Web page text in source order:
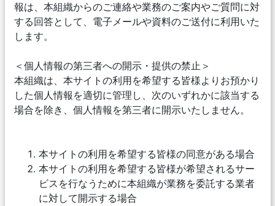
報は、本組織からのご連絡や業務のご案内やご質問に対
する回答として、電子メールや資料のご送付に利用いた
します。
＜個人情報の第三者への開示・提供の禁止＞
本組織は、本サイトの利用を希望する皆様よりお預かり
した個人情報を適切に管理し、次のいずれかに該当する
場合を除き、個人情報を第三者に開示いたしません。
本サイトの利用を希望する皆様の同意がある場合
本サイトの利用を希望する皆様が希望されるサー
ビスを行なうために本組織が業務を委託する業者
に対して開示する場合